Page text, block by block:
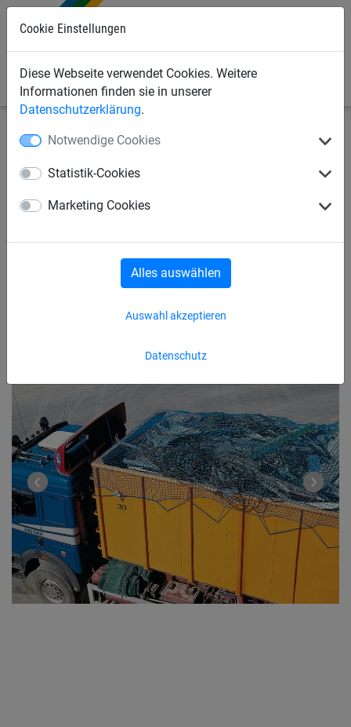
Cookie Einstellungen
Diese Webseite verwendet Cookies. Weitere
Informationen finden sie in unserer
Datenschutzerklärung.
Notwendige Cookies
Statistik-Cookies
Marketing Cookies
Datenschutz
Auswahl akzeptieren
Alles auswählen
Industrienetze Abdecknetze und -planen Abdecknetze
Abdecknetz ø 3 mm aus
Polypropylen, Größe 3 x 5 m